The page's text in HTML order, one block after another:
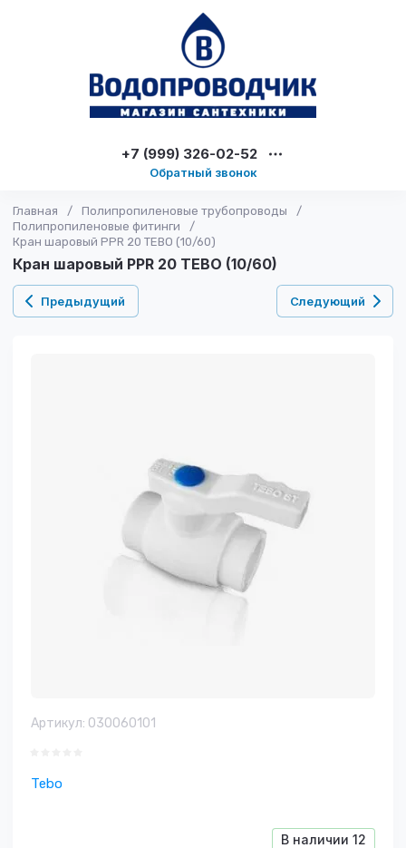
+7 (999) 326-02-52
Обратный звонок
Главная / Полипропиленовые трубопроводы
/
Полипропиленовые фитинги
/
Кран шаровый PPR 20 TEBO (10/60)
Кран шаровый PPR 20 TEBO (10/60)
Предыдущий Следующий
Артикул: 030060101
Tebo
В наличии 12